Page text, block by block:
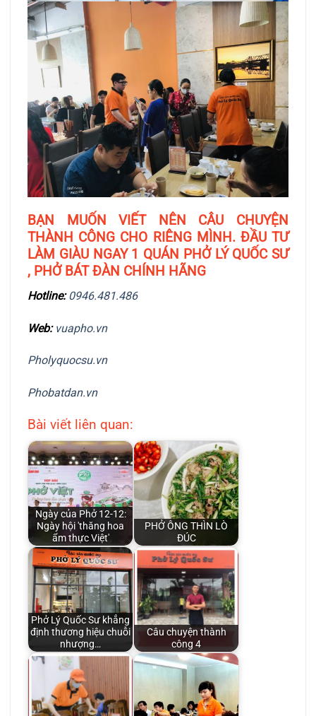
BẠN MUỐN VIẾT NÊN CÂU CHUYỆN
THÀNH CÔNG CHO RIÊNG MÌNH. ĐẦU TƯ
LÀM GIÀU NGAY 1 QUÁN PHỞ LÝ QUỐC SƯ
, PHỞ BÁT ĐÀN CHÍNH HÃNG
Hotline: 0946.481.486
Web: vuapho.vn
Pholyquocsu.vn
Phobatdan.vn
Bài viết liên quan:
Ngày của Phở 12-12:
Ngày hội 'thăng hoa
ẩm thực Việt'
PHỞ ÔNG THÌN LÒ
ĐÚC
Phở Lý Quốc Sư khẳng
định thương hiệu chuỗi
nhượng…
Câu chuyện thành
công 4